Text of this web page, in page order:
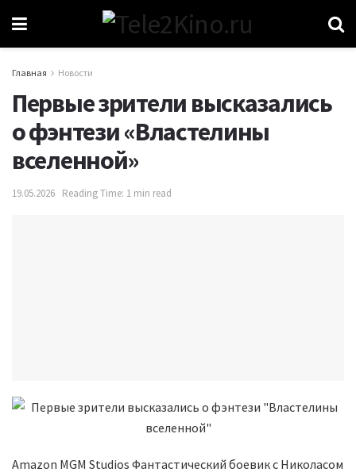
Главная Новости
Первые зрители высказались
о фэнтези «Властелины
вселенной»
19.05.2026 Reading Time: 1 min read
Amazon MGM Studios Фантастический боевик с Николасом